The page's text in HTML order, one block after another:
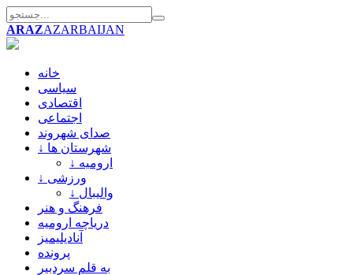
ARAZAZARBAIJAN
خانه
سیاسی
اقتصادی
اجتماعی
صدای شهروند
↓ شهرستان ها
↓ ارومیه
↓ ورزشی
↓ والیبال
فرهنگ و هنر
دریاچه ارومیه
آنادیلیمیز
پرونده
به قلم سردبیر